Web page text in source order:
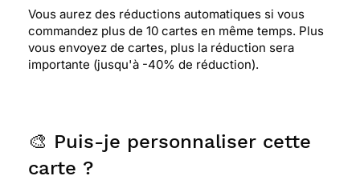
Vous aurez des réductions automatiques si vous
commandez plus de 10 cartes en même temps. Plus
vous envoyez de cartes, plus la réduction sera
importante (jusqu'à -40% de réduction).
🎨 Puis-je personnaliser cette
carte ?